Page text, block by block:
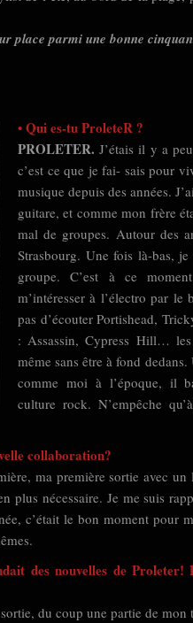
place parmi une bonne
• Qui es-tu ProleteR ?
PROLETER. J’étais il y a
c’est ce que je fai- sais pour
musique depuis des années.
guitare, et comme mon frère
mal de groupes. Autour des
Strasbourg. Une fois là-bas,
groupe. C’est à ce
m’intéresser à l’électro par le
pas d’écouter Portishead,
: Assassin, Cypress Hill…
même sans être à fond
comme moi à l’époque, il
culture rock. N’empêche
collaboration?
ma première sortie avec
plus nécessaire. Je me suis
c’était le bon moment pour
des nouvelles de
du coup une partie de mon